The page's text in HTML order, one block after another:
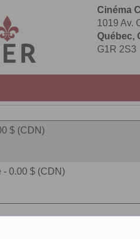
Cinéma
1019 Av.
Québec,
G1R 2S3
$ (CDN)
- 0.00 $ (CDN)